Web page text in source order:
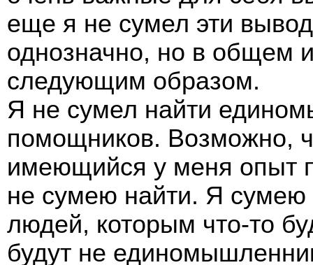
еще я не сумел эти
однозначно, но в общем
следующим образом.
Я не сумел найти
помощников. Возможно,
имеющийся у меня опыт
не сумею найти. Я сумею
людей, которым что-то
будут не